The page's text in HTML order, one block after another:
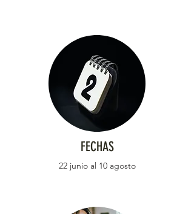
FECHAS
22 junio al 10 agosto